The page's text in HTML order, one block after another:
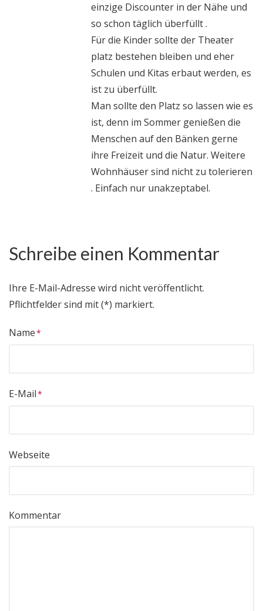
einzige Discounter in der Nähe und
so schon täglich überfüllt .
Für die Kinder sollte der Theater
platz bestehen bleiben und eher
Schulen und Kitas erbaut werden, es
ist zu überfüllt.
Man sollte den Platz so lassen wie es
ist, denn im Sommer genießen die
Menschen auf den Bänken gerne
ihre Freizeit und die Natur. Weitere
Wohnhäuser sind nicht zu tolerieren
. Einfach nur unakzeptabel.
Schreibe einen Kommentar
Ihre E-Mail-Adresse wird nicht veröffentlicht.
Pflichtfelder sind mit (*) markiert.
Name
E-Mail
Webseite
Kommentar